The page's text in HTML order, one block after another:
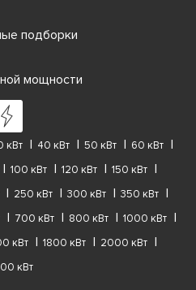
подборки
мощности
кВт 40 кВт 50 кВт
60 кВт
100 кВт 120 кВт
150 кВт
250 кВт 300 кВт
350 кВт
700 кВт 800 кВт
1000 кВт
кВт 1800 кВт
2000 кВт
кВт